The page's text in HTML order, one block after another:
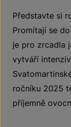
Představte si
Promítají se
je pro zrcadla
vytváří
ročníku 2025
příjemně